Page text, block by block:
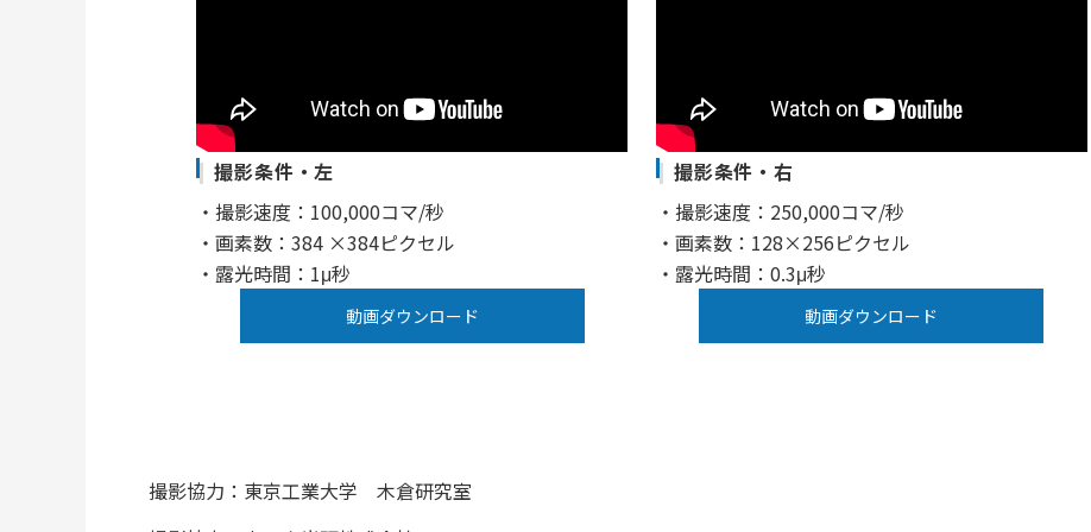
撮影条件・左
・撮影速度：100,000コマ/秒
・画素数：384 ×384ピクセル
・露光時間：1μ秒
動画ダウンロード
撮影条件・右
・撮影速度：250,000コマ/秒
・画素数：128×256ピクセル
・露光時間：0.3μ秒
動画ダウンロード
撮影協力：東京工業大学 木倉研究室